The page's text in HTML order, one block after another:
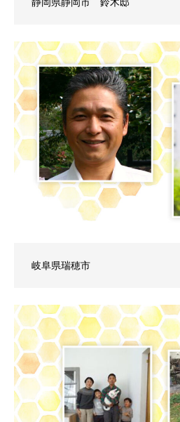
静岡県静岡市 鈴木邸
岐阜県瑞穂市